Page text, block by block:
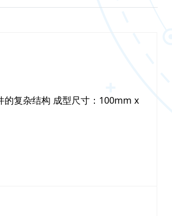
的复杂结构 成型尺寸：100mm x